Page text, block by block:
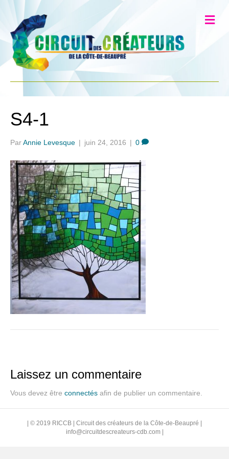
S4-1
ParAnnie Levesque | juin 24, 2016 | 0
Laissez un commentaire
Vous devez être connectés afin de publier un commentaire.
| © 2019 RICCB | Circuit des créateurs de la Côte-de-Beaupré |
info@circuitdescreateurs-cdb.com|